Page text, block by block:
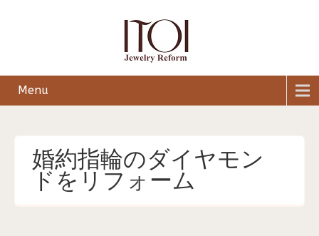
Menu
婚約指輪のダイヤモン
ドをリフォーム